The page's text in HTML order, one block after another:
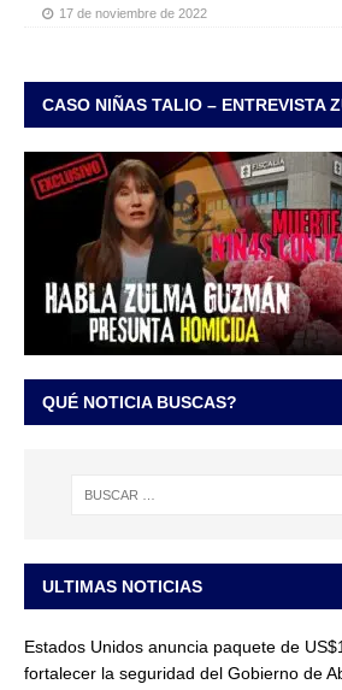
17 de noviembre de 2022
CASO NIÑAS TALIO – ENTREVISTA
QUÉ NOTICIA BUSCAS?
ULTIMAS NOTICIAS
Estados Unidos anuncia paquete de
fortalecer la seguridad del Gobierno de